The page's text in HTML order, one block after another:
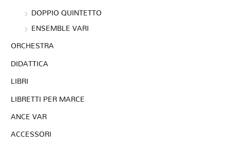
TCHAIKOVSKY P. I.
Trad. arr. ROMANI P.
VERDI - BRUSCA
VERDI G. (arr. S. Brusca)
VERDI G. (trascr. M. Napoli)
ZOCCARATO P.
DOPPIO QUINTETTO
ENSEMBLE VARI
ORCHESTRA
DIDATTICA
LIBRI
LIBRETTI PER MARCE
ANCE VAR
ACCESSORI